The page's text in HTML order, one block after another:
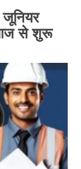
आज से शुरू